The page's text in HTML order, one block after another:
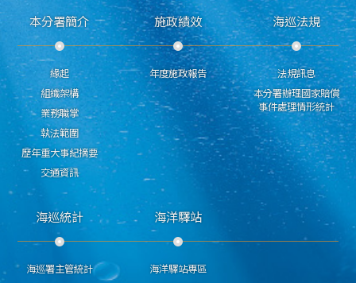
本分署簡介
緣起
組織架構
業務職掌
執法範圍
歷年重大事紀摘要
交通資訊
施政績效
年度施政報告
海巡法規
法規訊息
本分署辦理國家賠償
事件處理情形統計
海巡統計
海巡署主管統計
海洋驛站
海洋驛站專區